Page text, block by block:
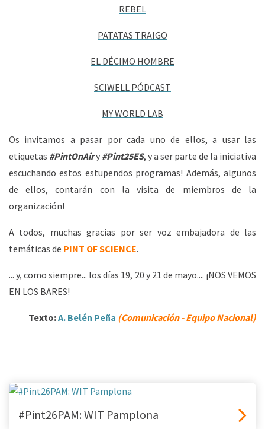
REBEL
PATATAS TRAIGO
EL DÉCIMO HOMBRE
SCIWELL PÓDCAST
MY WORLD LAB
Os invitamos a pasar por cada uno de ellos, a usar las
etiquetas #PintOnAiry #Pint25ES, y a ser parte de la iniciativa
escuchando estos estupendos programas! Además, algunos
de ellos, contarán con la visita de miembros de la
organización!
A todos, muchas gracias por ser voz embajadora de las
temáticas de PINT OF SCIENCE.
... y, como siempre... los días 19, 20 y 21 de mayo.... ¡NOS VEMOS
EN LOS BARES!
Texto:A. Belén Peña (Comunicación - Equipo Nacional)
#Pint26PAM: WIT Pamplona